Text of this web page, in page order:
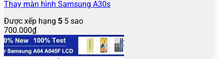
Thay màn hình Samsung A30s
Được xếp hạng 5 5 sao
700.000₫